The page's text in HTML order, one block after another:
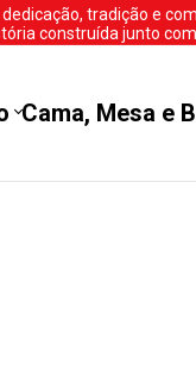
tradição e
construída junto com
Cama, Mesa e